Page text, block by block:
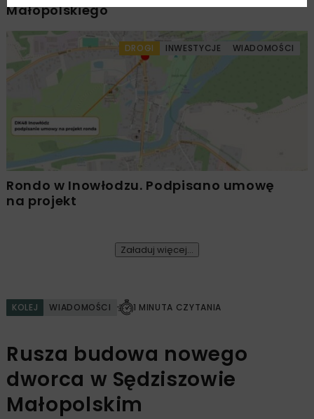
Małopolskiego
DROGI INWESTYCJE WIADOMOŚCI
Rondo w Inowłodzu. Podpisano umowę
na projekt
Załaduj więcej...
KOLEJ WIADOMOŚCI 1 MINUTA CZYTANIA
Rusza budowa nowego
dworca w Sędziszowie
Małopolskim